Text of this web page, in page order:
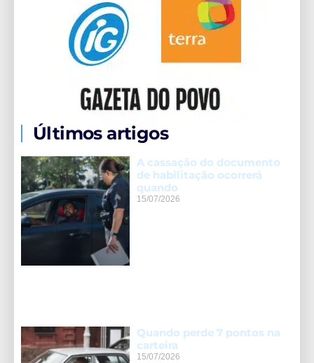
Últimos artigos
A cassação do documento
de habilitação ocorrerá
quando
15/07/2026
Quando perde 7 pontos na
carteira
15/07/2026